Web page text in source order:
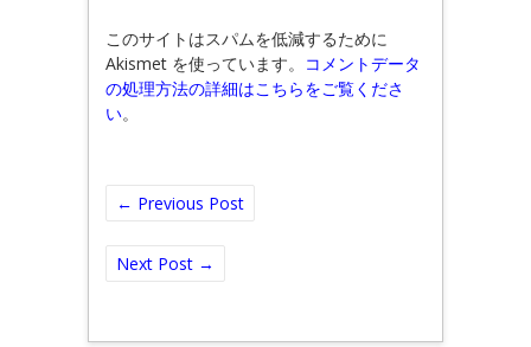
このサイトはスパムを低減するために
Akismet を使っています。
コメントデータ
の処理方法の詳細はこちらをご覧くださ
い。
← Previous Post
Next Post →